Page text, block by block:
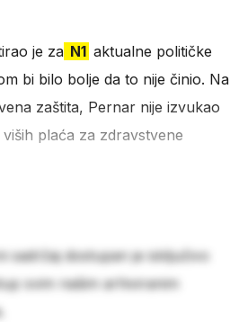
je za N1 aktualne političke
bi bilo bolje da to nije činio. Na
zaštita, Pernar nije izvukao
plaća za zdravstvene
sadržaj dostupan je isključivo
svim našim arhiviranim